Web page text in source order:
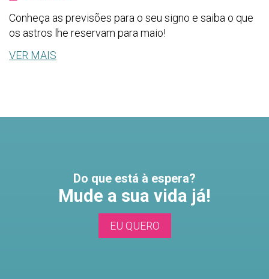
Conheça as previsões para o seu signo e saiba o que
os astros lhe reservam para maio!
VER MAIS
Do que está à espera?
Mude a sua vida já!
EU QUERO